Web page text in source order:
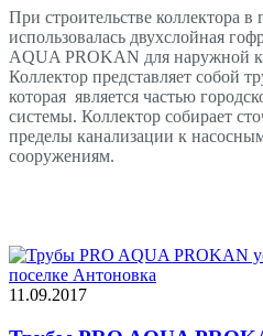
При строительстве коллектора в
использовалась двухслойная
AQUA PROKAN для наружной
Коллектор представляет собой
которая является частью
системы. Коллектор собирает
пределы канализации к
сооружениям.
11.09.2017